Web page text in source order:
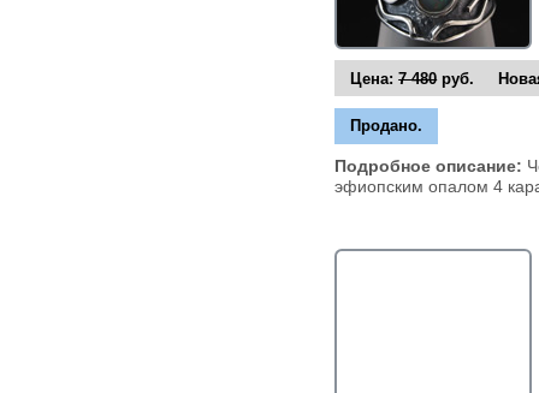
Цена:7 480руб.
Продано.
Подробное описание:
эфиопским опалом 4